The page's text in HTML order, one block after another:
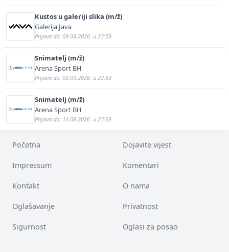
Kustos u galeriji slika (m/ž)
Galerija Java
Prijava do: 09.08.2026. u 23:59
Snimatelj (m/ž)
Arena Sport BH
Prijava do: 03.09.2026. u 23:59
Snimatelj (m/ž)
Arena Sport BH
Prijava do: 14.08.2026. u 23:59
Početna Dojavite vijest
Impressum Komentari
Kontakt O nama
Oglašavanje Privatnost
Sigurnost Oglasi za posao